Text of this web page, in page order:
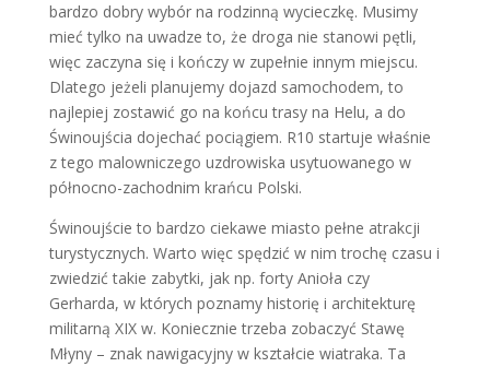
bardzo dobry wybór na rodzinną wycieczkę. Musimy
mieć tylko na uwadze to, że droga nie stanowi pętli,
więc zaczyna się i kończy w zupełnie innym miejscu.
Dlatego jeżeli planujemy dojazd samochodem, to
najlepiej zostawić go na końcu trasy na Helu, a do
Świnoujścia dojechać pociągiem. R10 startuje właśnie
z tego malowniczego uzdrowiska usytuowanego w
północno-zachodnim krańcu Polski.
Świnoujście to bardzo ciekawe miasto pełne atrakcji
turystycznych. Warto więc spędzić w nim trochę czasu i
zwiedzić takie zabytki, jak np. forty Anioła czy
Gerharda, w których poznamy historię i architekturę
militarną XIX w. Koniecznie trzeba zobaczyć Stawę
Młyny – znak nawigacyjny w kształcie wiatraka. Ta